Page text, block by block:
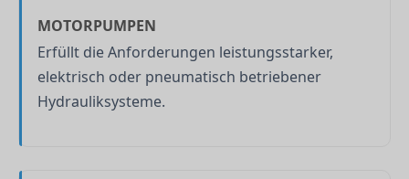
MOTORPUMPEN
Erfüllt die Anforderungen leistungsstarker,
elektrisch oder pneumatisch betriebener
Hydrauliksysteme.